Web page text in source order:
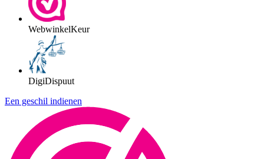
WebwinkelKeur
DigiDispuut
Een geschil indienen